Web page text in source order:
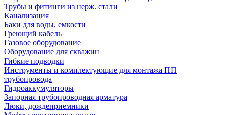
Трубы и фитинги из нерж. стали
Канализация
Баки для воды, емкости
Греющий кабель
Газовое оборудование
Оборудование для скважин
Гибкие подводки
Инструменты и комплектующие для монтажа ПП
трубопровода
Гидроаккумуляторы
Запорная трубопроводная арматура
Люки, дождеприемники